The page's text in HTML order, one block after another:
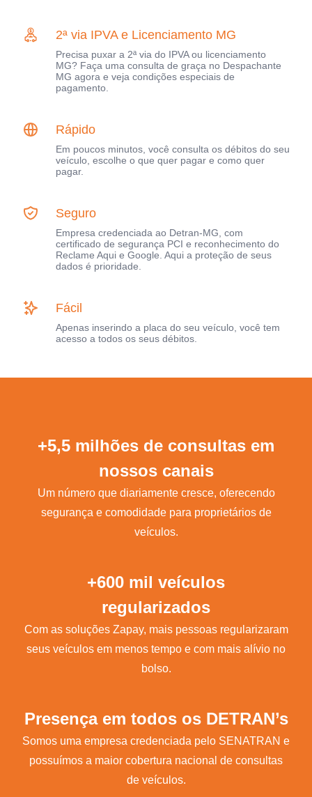
2ª via IPVA e Licenciamento MG
Precisa puxar a 2ª via do IPVA ou licenciamento
MG? Faça uma consulta de graça no Despachante
MG agora e veja condições especiais de
pagamento.
Rápido
Em poucos minutos, você consulta os débitos do seu
veículo, escolhe o que quer pagar e como quer
pagar.
Seguro
Empresa credenciada ao Detran-MG, com
certificado de segurança PCI e reconhecimento do
Reclame Aqui e Google. Aqui a proteção de seus
dados é prioridade.
Fácil
Apenas inserindo a placa do seu veículo, você tem
acesso a todos os seus débitos.
+5,5 milhões de consultas em
nossos canais
Um número que diariamente cresce, oferecendo
segurança e comodidade para proprietários de
veículos.
+600 mil veículos
regularizados
Com as soluções Zapay, mais pessoas regularizaram
seus veículos em menos tempo e com mais alívio no
bolso.
Presença em todos os DETRAN’s
Somos uma empresa credenciada pelo SENATRAN e
possuímos a maior cobertura nacional de consultas
de veículos.